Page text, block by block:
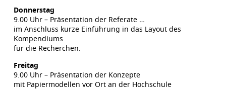
Donnerstag
9.00 Uhr – Präsentation der Referate …
im Anschluss kurze Einführung in das Layout des
Kompendiums
für die Recherchen.
Freitag
9.00 Uhr – Präsentation der Konzepte
mit Papiermodellen vor Ort an der Hochschule